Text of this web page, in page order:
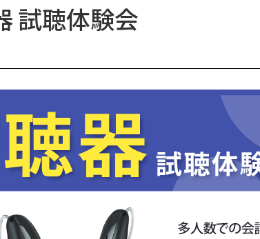
試聴体験会